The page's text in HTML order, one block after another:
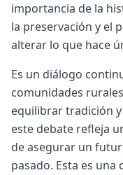
importancia de la
la preservación y el
alterar lo que hace
Es un diálogo
comunidades
equilibrar tradición
este debate refleja
de asegurar un
pasado. Esta es